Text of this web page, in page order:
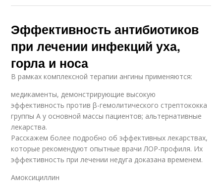
Эффективность антибиотиков
при лечении инфекций уха,
горла и носа
В рамках комплексной терапии ангины применяются:
медикаменты, демонстрирующие высокую
эффективность против β-гемолитического стрептококка
группы А у основной массы пациентов; альтернативные
лекарства.
Расскажем более подробно об эффективных лекарствах,
которые рекомендуют опытные врачи ЛОР-профиля. Их
эффективность при лечении недуга доказана временем.
Амоксициллин